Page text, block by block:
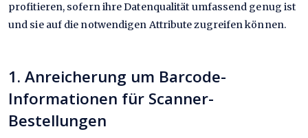
profitieren, sofern ihre Datenqualität umfassend genug ist
und sie auf die notwendigen Attribute zugreifen können.
1. Anreicherung um Barcode-
Informationen für Scanner-
Bestellungen